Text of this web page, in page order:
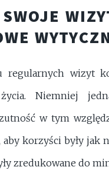
regularnych wizyt
Niemniej
w tym
korzyści były jak
zredukowane do